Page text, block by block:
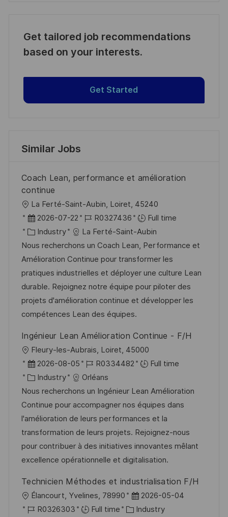
Get tailored job recommendations
based on your interests.
Get Started
Similar Jobs
Coach Lean, performance et amélioration
continue
L
o
c
a
t
i
o
n
La Ferté-Saint-Aubin, Loiret, 45240
P
o
s
t
e
d
D
a
e
2026-07-22
J
o
b
I
d
R0327436
Full time
C
a
t
e
g
o
r
Industry
La Ferté-Saint-Aubin
Nous recherchons un Coach Lean, Performance et
Amélioration Continue pour transformer les
pratiques industrielles et déployer une culture Lean
durable. Rejoignez notre équipe pour piloter des
projets d'amélioration continue et développer les
compétences Lean des équipes.
Ingénieur Lean Amélioration Continue - F/H
L
o
c
a
t
i
o
n
Fleury-les-Aubrais, Loiret, 45000
P
o
s
t
e
d
D
a
e
2026-08-05
J
o
b
I
d
R0334482
Full time
C
a
t
e
g
o
r
Industry
Orléans
Nous recherchons un Ingénieur Lean Amélioration
Continue pour accompagner nos équipes dans
l'amélioration de leurs performances et la
transformation de leurs projets. Rejoignez-nous
pour contribuer à des initiatives innovantes mêlant
excellence opérationnelle et digitalisation.
Technicien Méthodes et industrialisation F/H
L
o
Élancourt, Yvelines, 78990
P
o
2026-05-04
J
R0326303 Full time
C Industry